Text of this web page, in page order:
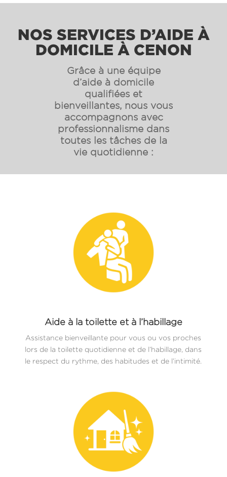
NOS SERVICES D’AIDE À
DOMICILE À CENON
Grâce à une équipe
d’aide à domicile
qualifiées et
bienveillantes, nous vous
accompagnons avec
professionnalisme dans
toutes les tâches de la
vie quotidienne :
Aide à la toilette et à l’habillage
Assistance bienveillante pour vous ou vos proches
lors de la toilette quotidienne et de l’habillage, dans
le respect du rythme, des habitudes et de l’intimité.